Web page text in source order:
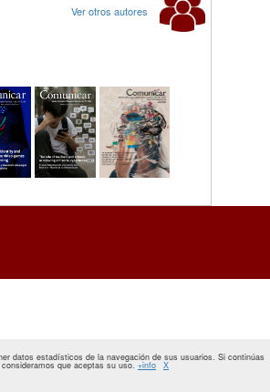
Ver otros autores
datos estadísticos de la navegación de sus usuarios. Si continúas
que aceptas su uso. +info X